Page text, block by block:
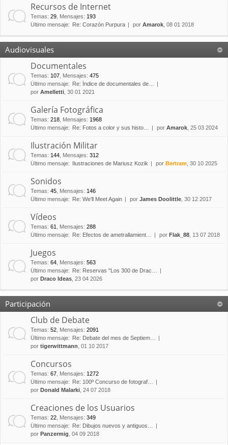
Recursos de Internet
Temas: 29 Mensajes: 193
Último mensaje:
Re: Corazón Purpura por Amarok , 08 01 2018
Audiovisuales
Documentales
Temas: 107 Mensajes: 475
Último mensaje:
Re: Índice de documentales de…
por Amelletti , 30 01 2021
Galería Fotográfica
Temas: 218 Mensajes: 1968
Último mensaje:
Re: Fotos a color y sus histo… por Amarok , 25 03 2024
Ilustración Militar
Temas: 144 Mensajes: 312
Último mensaje:
Ilustraciones de Mariusz Kozik por Bertram , 30 10 2025
Sonidos
Temas: 45 Mensajes: 146
Último mensaje:
Re: We'll Meet Again por James Doolittle , 30 12 2017
Vídeos
Temas: 61 Mensajes: 288
Último mensaje:
Re: Efectos de ametrallamient… por Flak_88 , 13 07 2018
Juegos
Temas: 64 Mensajes: 563
Último mensaje:
Re: Reservas "Los 300 de Drac…
por Draco Ideas , 23 04 2026
Participación
Club de Debate
Temas: 52 Mensajes: 2091
Último mensaje:
Re: Debate del mes de Septiem…
por tigerwittmann , 01 10 2017
Concursos
Temas: 67 Mensajes: 1272
Último mensaje:
Re: 100º Concurso de fotograf…
por Donald Malarki , 24 07 2018
Creaciones de los Usuarios
Temas: 22 Mensajes: 349
Último mensaje:
Re: Dibujos nuevos y antiguos…
por Panzermig , 04 09 2018